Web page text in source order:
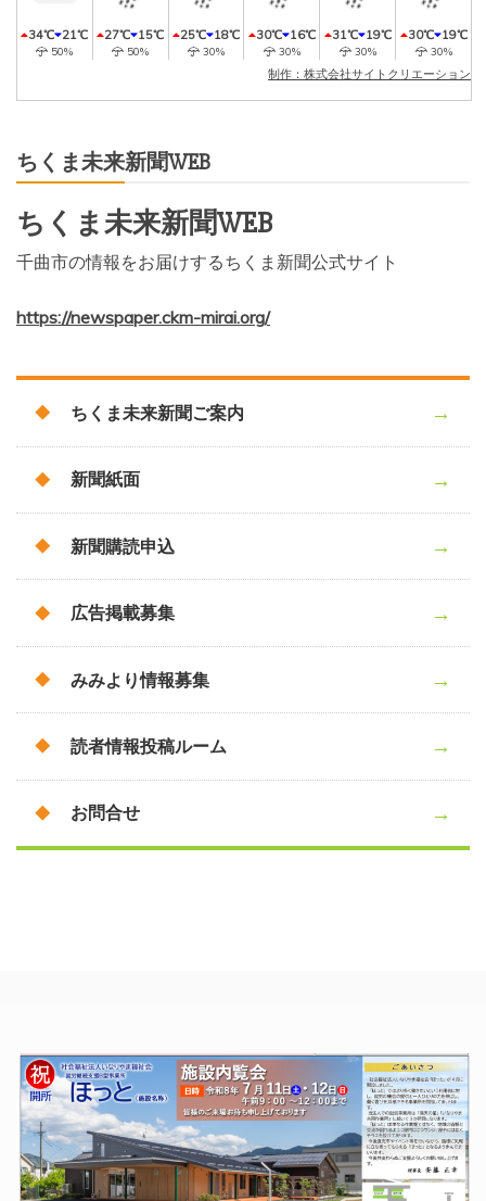
34℃ 21℃
50%
27℃ 15℃
50%
25℃ 18℃
30%
30℃ 16℃
30%
31℃ 19℃
30%
30℃ 19℃
30%
制作：株式会社サイトクリエーション
ちくま未来新聞WEB
ちくま未来新聞WEB
千曲市の情報をお届けするちくま新聞公式サイト
https://newspaper.ckm-mirai.org/
ちくま未来新聞ご案内
新聞紙面
新聞購読申込
広告掲載募集
みみより情報募集
読者情報投稿ルーム
お問合せ